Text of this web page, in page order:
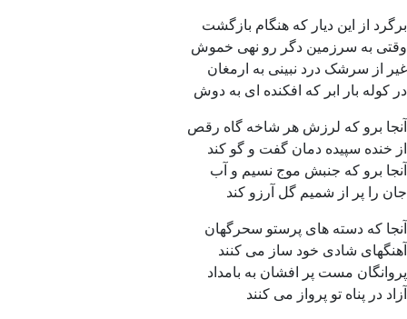
برگرد از این دیار که هنگام بازگشت
وقتی به سرزمین دگر رو نهی خموش
غیر از سرشک درد نبینی به ارمغان
در کوله بار ابر که افکنده ای به دوش
آنجا برو که لرزش هر شاخه گاه رقص
از خنده سپیده دمان گفت و گو کند
آنجا برو که جنبش موج نسیم و آب
جان را پر از شمیم گل آرزو کند
آنجا که دسته های پرستو سحرگهان
آهنگهای شادی خود ساز می کنند
پروانگان مست پر افشان به بامداد
آزاد در پناه تو پرواز می کنند